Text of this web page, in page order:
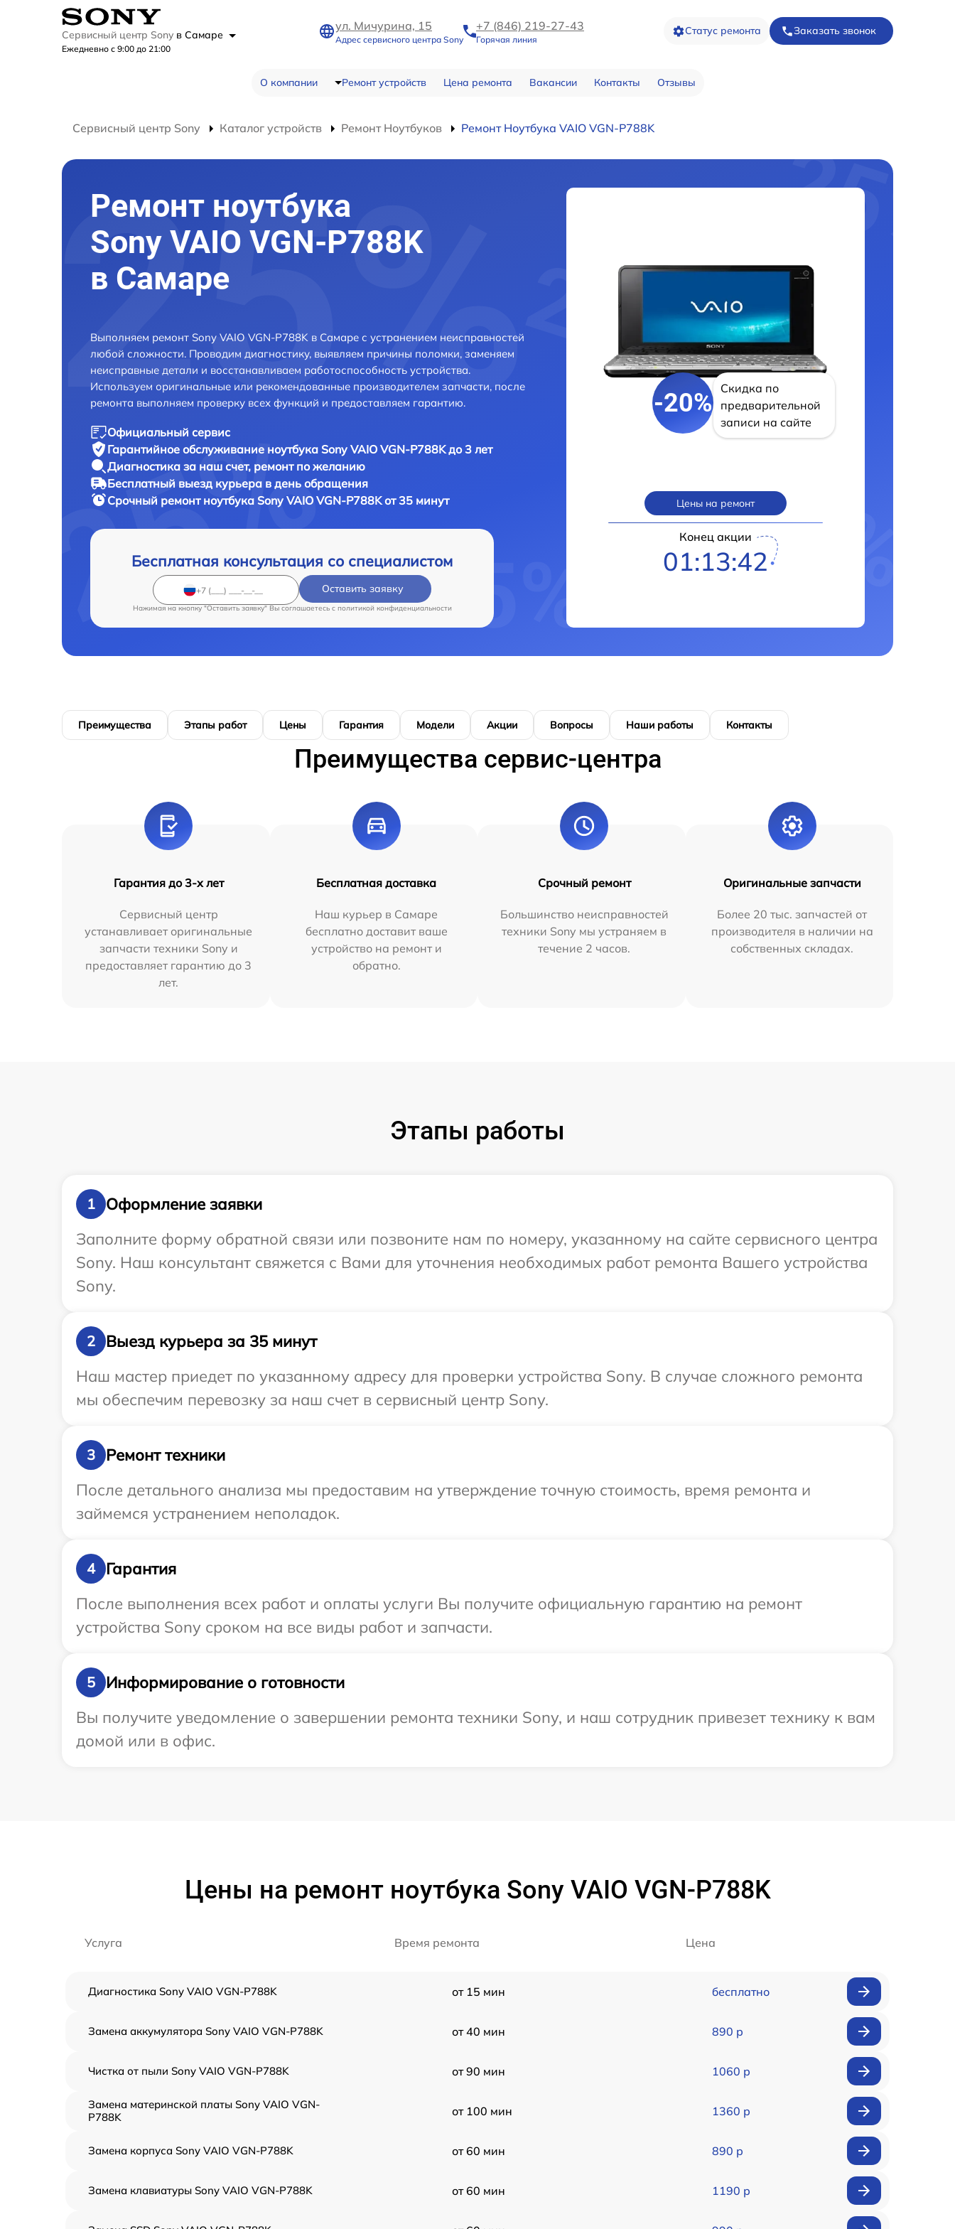
Сервисный центр Sony в Самаре
Ежедневно с 9:00 до 21:00
ул. Мичурина, 15
Адрес сервисного центра Sony
+7 (846) 219-27-43
Горячая линия
Статус ремонта Заказать звонок
О компании Ремонт устройств Цена ремонта Вакансии Контакты Отзывы
Сервисный центр Sony Каталог устройств Ремонт Ноутбуков Ремонт Ноутбука VAIO VGN-P788K
Ремонт ноутбука
Sony VAIO VGN-P788K
в Самаре
Выполняем ремонт Sony VAIO VGN-P788K в Самаре с устранением неисправностей
любой сложности. Проводим диагностику, выявляем причины поломки, заменяем
неисправные детали и восстанавливаем работоспособность устройства.
Используем оригинальные или рекомендованные производителем запчасти, после
ремонта выполняем проверку всех функций и предоставляем гарантию.
Официальный сервис
Гарантийное обслуживание ноутбука Sony VAIO VGN-P788K до 3 лет
Диагностика за наш счет, ремонт по желанию
Бесплатный выезд курьера в день обращения
Срочный ремонт ноутбука Sony VAIO VGN-P788K от 35 минут
Бесплатная консультация со специалистом
Оставить заявку
Нажимая на кнопку "Оставить заявку" Вы соглашаетесь c политикой конфиденциальности
-20%
Скидка по
предварительной
записи на сайте
Цены на ремонт
Конец акции
01:13:41
Преимущества Этапы работ Цены Гарантия Модели Акции Вопросы Наши работы Контакты
Преимущества сервис-центра
Гарантия до 3-х лет
Сервисный центр
устанавливает оригинальные
запчасти техники Sony и
предоставляет гарантию до 3
лет.
Бесплатная доставка
Наш курьер в Самаре
бесплатно доставит ваше
устройство на ремонт и
обратно.
Срочный ремонт
Большинство неисправностей
техники Sony мы устраняем в
течение 2 часов.
Оригинальные запчасти
Более 20 тыс. запчастей от
производителя в наличии на
собственных складах.
Этапы работы
1
Оформление заявки
Заполните форму обратной связи или позвоните нам по номеру, указанному на сайте сервисного центра
Sony. Наш консультант свяжется с Вами для уточнения необходимых работ ремонта Вашего устройства
Sony.
2
Выезд курьера за 35 минут
Наш мастер приедет по указанному адресу для проверки устройства Sony. В случае сложного ремонта
мы обеспечим перевозку за наш счет в сервисный центр Sony.
3
Ремонт техники
После детального анализа мы предоставим на утверждение точную стоимость, время ремонта и
займемся устранением неполадок.
4
Гарантия
После выполнения всех работ и оплаты услуги Вы получите официальную гарантию на ремонт
устройства Sony сроком на все виды работ и запчасти.
5
Информирование о готовности
Вы получите уведомление о завершении ремонта техники Sony, и наш сотрудник привезет технику к вам
домой или в офис.
Цены на ремонт ноутбука Sony VAIO VGN-P788K
Услуга Время ремонта Цена
Диагностика Sony VAIO VGN-P788K от 15 мин бесплатно
Замена аккумулятора Sony VAIO VGN-P788K от 40 мин 890 р
Чистка от пыли Sony VAIO VGN-P788K от 90 мин 1060 р
Замена материнской платы Sony VAIO VGN-
P788K
от 100 мин 1360 р
Замена корпуса Sony VAIO VGN-P788K от 60 мин 890 р
Замена клавиатуры Sony VAIO VGN-P788K от 60 мин 1190 р